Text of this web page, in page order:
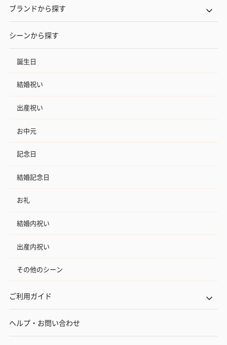
ブランドから探す
シーンから探す
誕生日
結婚祝い
出産祝い
お中元
記念日
結婚記念日
お礼
結婚内祝い
出産内祝い
その他のシーン
ご利用ガイド
ヘルプ・お問い合わせ